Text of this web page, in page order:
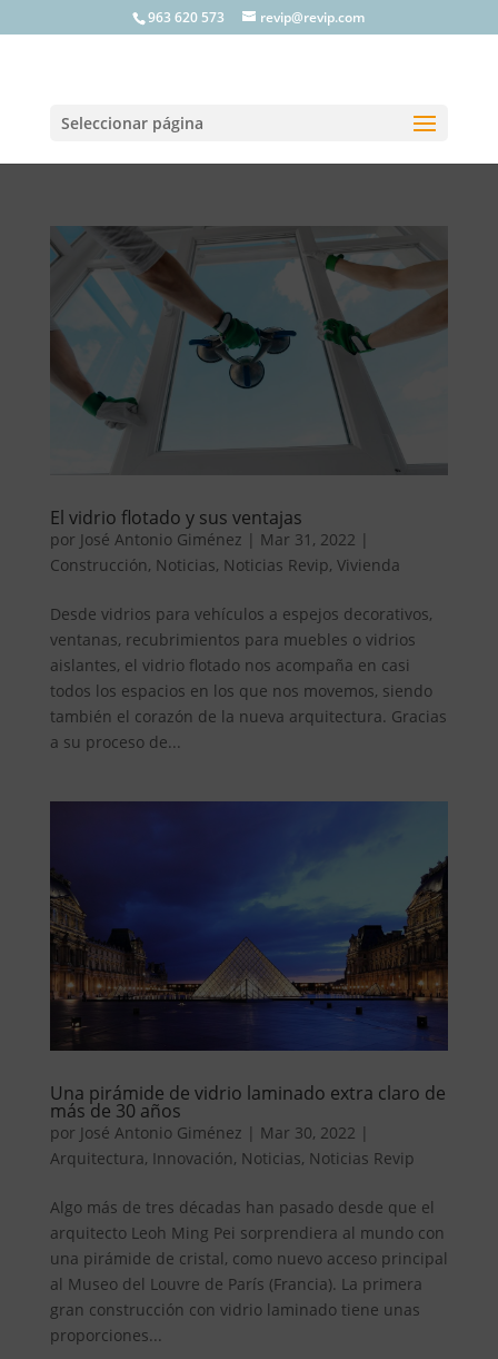
963 620 573 revip@revip.com
Seleccionar página
El vidrio flotado y sus ventajas
por José Antonio Giménez | Mar 31, 2022 |
Construcción, Noticias, Noticias Revip, Vivienda
Desde vidrios para vehículos a espejos decorativos,
ventanas, recubrimientos para muebles o vidrios
aislantes, el vidrio flotado nos acompaña en casi
todos los espacios en los que nos movemos, siendo
también el corazón de la nueva arquitectura. Gracias
a su proceso de...
Una pirámide de vidrio laminado extra claro de
más de 30 años
por José Antonio Giménez | Mar 30, 2022 |
Arquitectura, Innovación, Noticias, Noticias Revip
Algo más de tres décadas han pasado desde que el
arquitecto Leoh Ming Pei sorprendiera al mundo con
una pirámide de cristal, como nuevo acceso principal
al Museo del Louvre de París (Francia). La primera
gran construcción con vidrio laminado tiene unas
proporciones...